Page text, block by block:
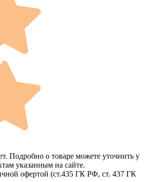
Подробно о товаре можете уточнить у
указанным на сайте.
офертой (ст.435 ГК РФ, cт. 437 ГК